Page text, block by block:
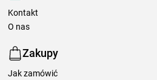
Kontakt
O nas
Zakupy
Jak zamówić